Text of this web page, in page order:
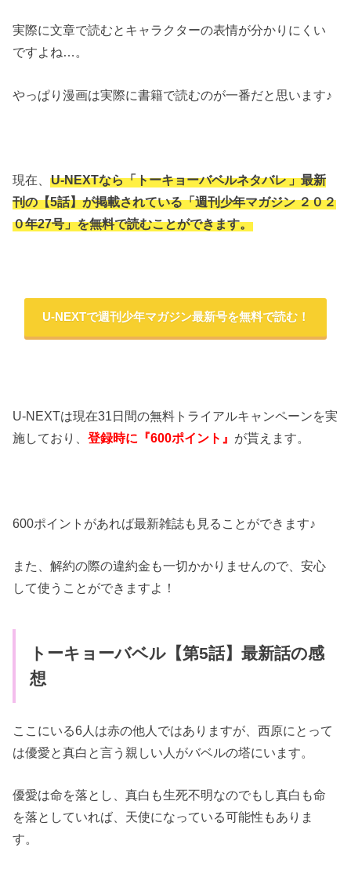
実際に文章で読むとキャラクターの表情が分かりにくい
ですよね…。
やっぱり漫画は実際に書籍で読むのが一番だと思います♪
現在、U-NEXTなら「トーキョーバベルネタバレ」最新
刊の【5話】が掲載されている「週刊少年マガジン ２０２
０年27号」を無料で読むことができます。
U-NEXTで週刊少年マガジン最新号を無料で読む！
U-NEXTは現在31日間の無料トライアルキャンペーンを実
施しており、登録時に『600ポイント』 が貰えます。
600ポイントがあれば最新雑誌も見ることができます♪
また、解約の際の違約金も一切かかりませんので、安心
して使うことができますよ！
トーキョーバベル【第5話】最新話の感
想
ここにいる6人は赤の他人ではありますが、西原にとって
は優愛と真白と言う親しい人がバベルの塔にいます。
優愛は命を落とし、真白も生死不明なのでもし真白も命
を落としていれば、天使になっている可能性もありま
す。